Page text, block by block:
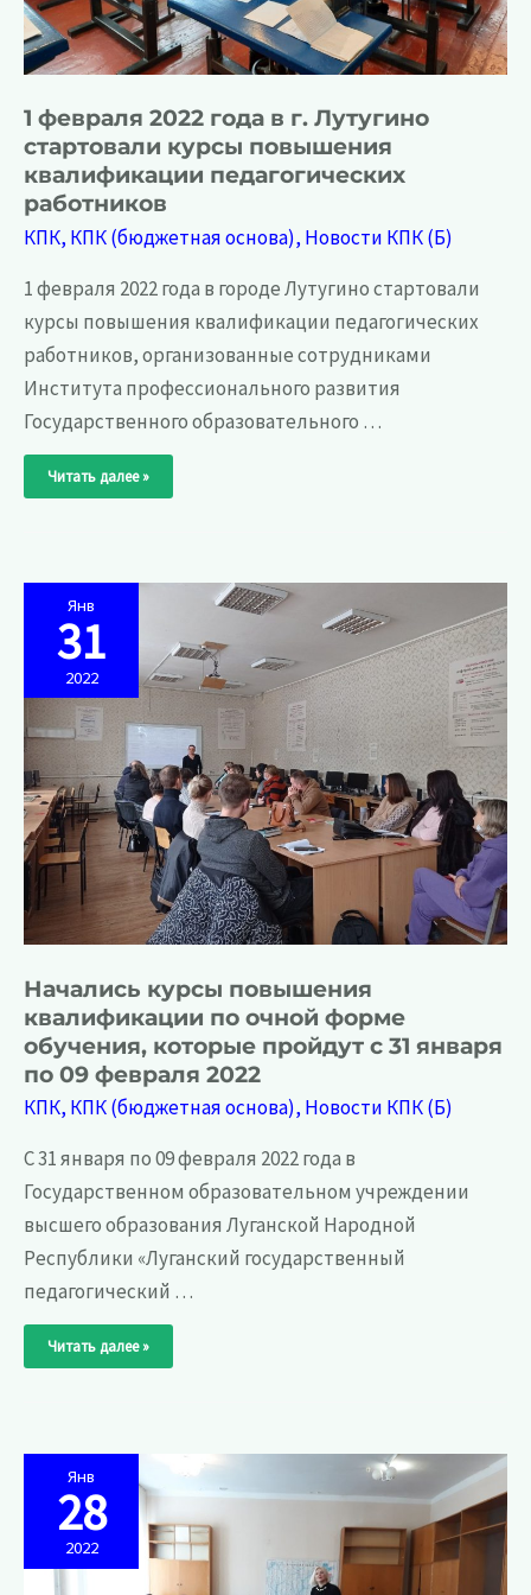
1 февраля 2022 года в г. Лутугино
стартовали курсы повышения
квалификации педагогических
работников
КПК, КПК (бюджетная основа), Новости КПК (Б)
1 февраля 2022 года в городе Лутугино стартовали
курсы повышения квалификации педагогических
работников, организованные сотрудниками
Института профессионального развития
Государственного образовательного …
февраля
2022
курсы
повышения
квалификации
педагогических
работников
Читать далее »
Янв
31
2022
Начались курсы повышения
квалификации по очной форме
обучения, которые пройдут с 31 января
по 09 февраля 2022
КПК, КПК (бюджетная основа), Новости КПК (Б)
С 31 января по 09 февраля 2022 года в
Государственном образовательном учреждении
высшего образования Луганской Народной
Республики «Луганский государственный
педагогический …
курсы
повышения
которые
пройдут
31
января
по
февраля
2022
Читать далее »
Янв
28
2022